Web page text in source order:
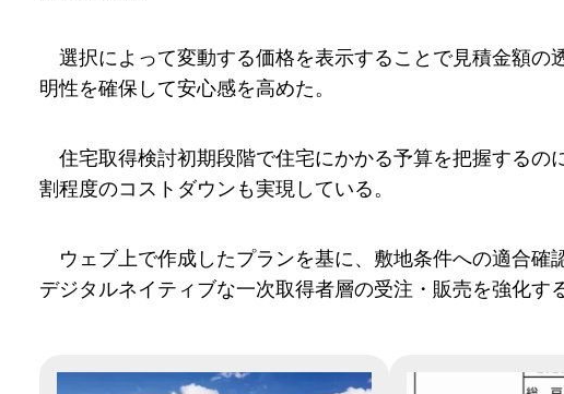
選択によって変動する価格を表示することで見積金額の
明性を確保して安心感を高めた。
住宅取得検討初期段階で住宅にかかる予算を把握する
割程度のコストダウンも実現している。
ウェブ上で作成したプランを基に、敷地条件への適合
デジタルネイティブな一次取得者層の受注・販売を強化する